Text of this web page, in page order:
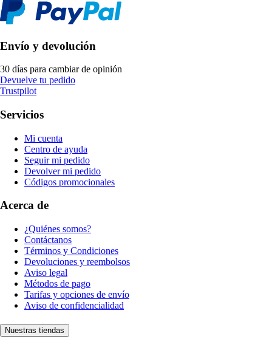
Envío y devolución
30 días para cambiar de opinión
Devuelve tu pedido
Trustpilot
Servicios
Mi cuenta
Centro de ayuda
Seguir mi pedido
Devolver mi pedido
Códigos promocionales
Acerca de
¿Quiénes somos?
Contáctanos
Términos y Condiciones
Devoluciones y reembolsos
Aviso legal
Métodos de pago
Tarifas y opciones de envío
Aviso de confidencialidad
Nuestras tiendas